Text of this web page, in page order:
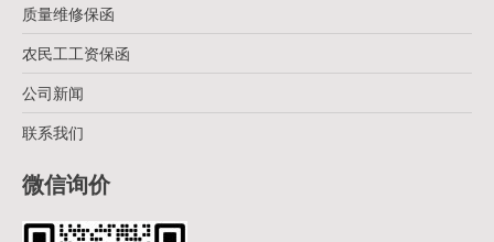
质量维修保函
农民工工资保函
公司新闻
联系我们
微信询价